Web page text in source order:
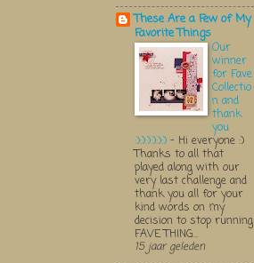
These Are a Few of My
Favorite Things
Our
winner
for Fave
Collectio
n and
thank
you
:):):):):):) - Hi everyone :)
Thanks to all that
played along with our
very last challenge and
thank you all for your
kind words on my
decision to stop running
FAVE THING...
15 jaar geleden